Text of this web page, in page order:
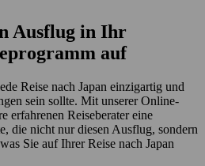
Ausflug in Ihr
auf
Reise nach Japan einzigartig und
sein sollte. Mit unserer Online-
erfahrenen Reiseberater eine
die nicht nur diesen Ausflug, sondern
Sie auf Ihrer Reise nach Japan